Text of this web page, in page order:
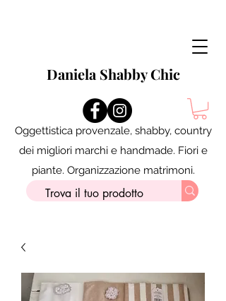
Daniela Shabby Chic
Oggettistica provenzale, shabby, country
dei migliori marchi e handmade. Fiori e
piante. Organizzazione matrimoni.